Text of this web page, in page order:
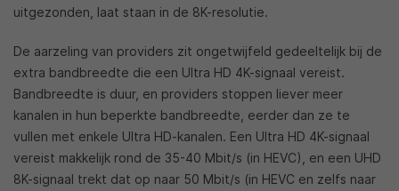
uitgezonden, laat staan in de 8K-resolutie.
De aarzeling van providers zit ongetwijfeld gedeeltelijk bij de
extra bandbreedte die een Ultra HD 4K-signaal vereist.
Bandbreedte is duur, en providers stoppen liever meer
kanalen in hun beperkte bandbreedte, eerder dan ze te
vullen met enkele Ultra HD-kanalen. Een Ultra HD 4K-signaal
vereist makkelijk rond de 35-40 Mbit/s (in HEVC), en een UHD
8K-signaal trekt dat op naar 50 Mbit/s (in HEVC en zelfs naar